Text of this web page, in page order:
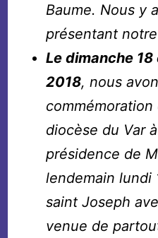
Baume. Nous y
présentant
Le dimanche
2018, nous
diocèse du Var
présidence de
lendemain lundi
saint Joseph
venue de